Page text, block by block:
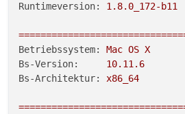
Runtimeversion:
1.8.0_172-b11
Betriebssystem:
Mac OS X
Bs-Version:
10.11.6
Bs-Architektur:
x86_64